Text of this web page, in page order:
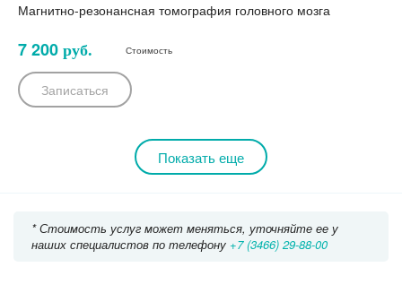
Магнитно-резонансная томография головного мозга
7 200 руб. Стоимость
Записаться
Показать еще
* Стоимость услуг может меняться, уточняйте ее у
наших специалистов по телефону +7 (3466) 29-88-00